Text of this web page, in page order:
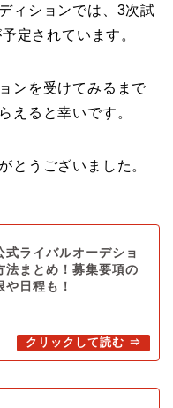
ィションでは、3次試
定されています。
ンを受けてみるまで
えると幸いです。
とうございました。
式ライバルオーデショ
法まとめ！募集要項の
や日程も！